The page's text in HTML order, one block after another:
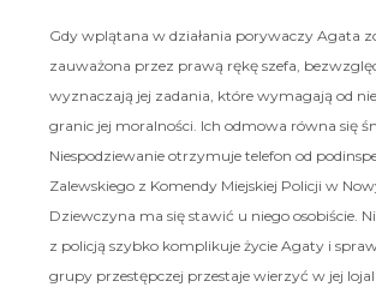
Gdy wplątana w działania porywaczy Agata
zauważona przez prawą rękę szefa,
wyznaczają jej zadania, które wymagają od
granic jej moralności. Ich odmowa równa się
Niespodziewanie otrzymuje telefon od
Zalewskiego z Komendy Miejskiej Policji w
Dziewczyna ma się stawić u niego osobiście.
z policją szybko komplikuje życie Agaty i
grupy przestępczej przestaje wierzyć w jej